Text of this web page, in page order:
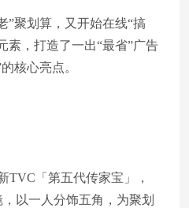
”聚划算，又开始在线“搞
素，打造了一出“最省”广告
核心亮点。
TVC「第五代传家宝」，
以一人分饰五角，为聚划